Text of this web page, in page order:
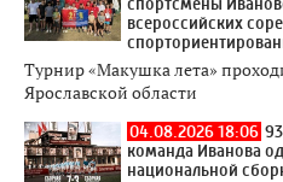
спортсмены
всероссийских
Турнир «Макушка лета»
Ярославской области
04.08.2026 18:06
команда Иванова
национальной